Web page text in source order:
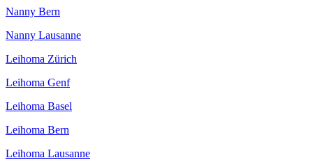
Nanny Bern
Nanny Lausanne
Leihoma Zürich
Leihoma Genf
Leihoma Basel
Leihoma Bern
Leihoma Lausanne